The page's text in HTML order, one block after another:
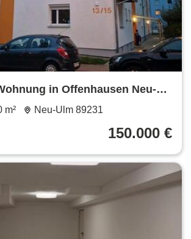
in Offenhausen Neu-
m² Neu-Ulm 89231
150.000 €